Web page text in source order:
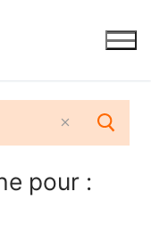
pour :